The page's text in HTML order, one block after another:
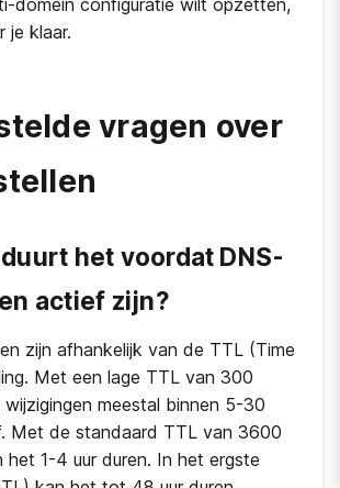
domein configuratie wilt opzetten,
je klaar.
vragen over
het voordat DNS-
actief zijn?
zijn afhankelijk van de TTL (Time
Met een lage TTL van 300
meestal binnen 5-30
Met de standaard TTL van 3600
het 1-4 uur duren. In het ergste